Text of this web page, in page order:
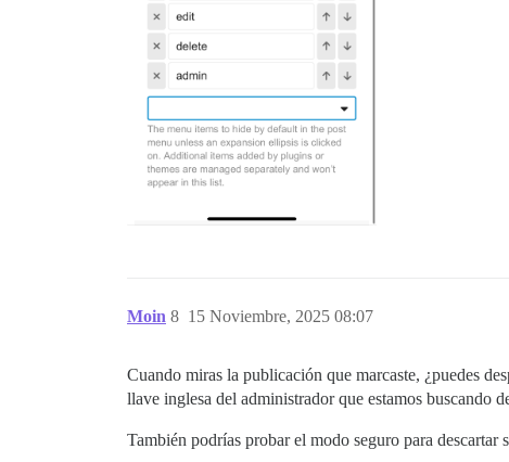
Moin 15 Noviembre, 2025 08:07
8
Cuando miras la publicación que marcaste, ¿puedes
llave inglesa del administrador que estamos buscando
También podrías probar el modo seguro para